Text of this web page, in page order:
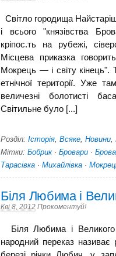
Світло городища
і всього "князівства
кріпос.ть на рубежі,
Місцева приказка
Мокрець — і світу кінець".
етнічної території. Уже
величезні болотисті
Світильне було [...]
Розділ: Історія Всяке Новини
Мітки: Бобрик· Бровари ·
Тарасівка · Михайлівка ·
Біля Любима і
Кві 8, 2012 Прокоментуй!
Біля Любима і
народний переказ